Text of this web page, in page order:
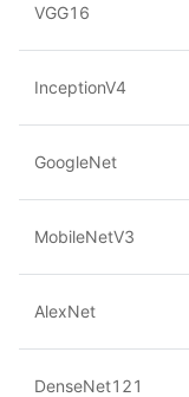
VGG16
InceptionV4
GoogleNet
MobileNetV3
AlexNet
DenseNet121